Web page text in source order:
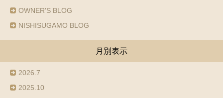
OWNER'S BLOG
NISHISUGAMO BLOG
月別表示
2026.7
2025.10